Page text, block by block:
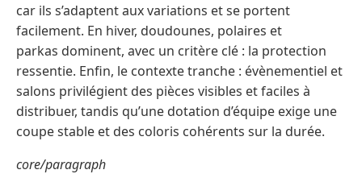
car ils s’adaptent aux variations et se portent
facilement. En hiver, doudounes, polaires et
parkas dominent, avec un critère clé : la protection
ressentie. Enfin, le contexte tranche : évènementiel et
salons privilégient des pièces visibles et faciles à
distribuer, tandis qu’une dotation d’équipe exige une
coupe stable et des coloris cohérents sur la durée.
core/paragraph